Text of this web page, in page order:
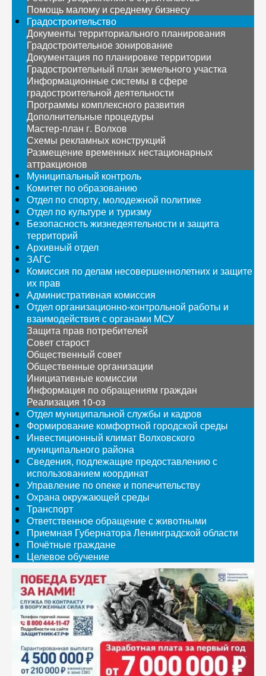
Помощь малому и среднему бизнесу
Градостроительство
Документы территориального планирования
Градостроительное зонирование
Документация по планировке территории
Градостроительный план земельного участка
Информационные системы в сфере
градостроительной деятельности
Программы комплексного развития
Дополнительные процедуры
Мастер-план г. Волхов
Схемы рекламных конструкций
Размещение временных нестационарных
аттракционов
Муниципальный контроль
Комитет по образованию
Отдел по спорту, молодежной политике
Отдел по культуре и туризму
Безопасность жизнедеятельности и защита
территорий
Архивный отдел
ЗАГС
Комиссия по делам несовершеннолетних и защите
их прав
Административная комиссия
Отдел организационно-контрольной работы и
взаимодействия с органами МСУ
Защита прав потребителей
Совет старост
Общественный совет
Общественные организации
Инициативные комиссии
Информация по обращениям граждан
Реализация 10-оз
Отдел муниципальной службы и кадров
Формирование комфортной городской среды
Инвестиционный климат Волховского
муниципального района
Сведения, подлежащие предоставлению с
использованием координат
Управление по опеке и попечительству
Охрана окружающей среды
Транспорт
Ответственное обращение с животными
Приемная Губернатора Ленинградской области
Почётные граждане
Целевое обучение